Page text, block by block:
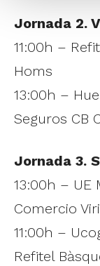
Jornada 2.
11:00h –
Homs
13:00h –
Seguros CB
Jornada 3.
13:00h – UE
Comercio
11:00h –
Refitel